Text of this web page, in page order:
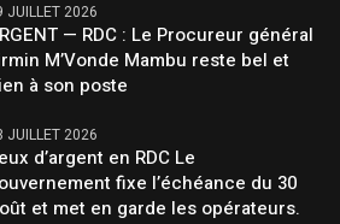
JUILLET 2026
— RDC : Le Procureur général
M’Vonde Mambu reste bel et
à son poste
JUILLET 2026
d’argent en RDC Le
fixe l’échéance du 30
et met en garde les opérateurs.